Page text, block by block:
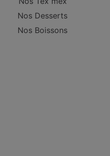
Nos Desserts
Nos Boissons